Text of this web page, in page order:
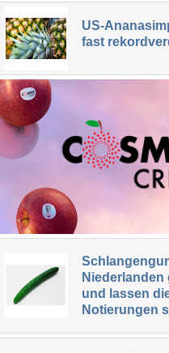
US-
fast
Niederlanden
und lassen
Notierungen